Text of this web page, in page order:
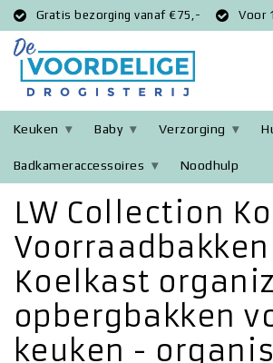
Gratis bezorging vanaf €75,- Voor
Keuken Baby Verzorging
Badkameraccessoires Noodhulp
Terug naar Home|LW Collection
LW Collection
Koelkast
opbergbakken
keuken -